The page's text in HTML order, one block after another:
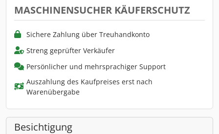
MASCHINENSUCHER KÄUFERSCHUTZ
Sichere Zahlung über Treuhandkonto
Streng geprüfter Verkäufer
Persönlicher und mehrsprachiger Support
Auszahlung des Kaufpreises erst nach
Warenübergabe
Besichtigung